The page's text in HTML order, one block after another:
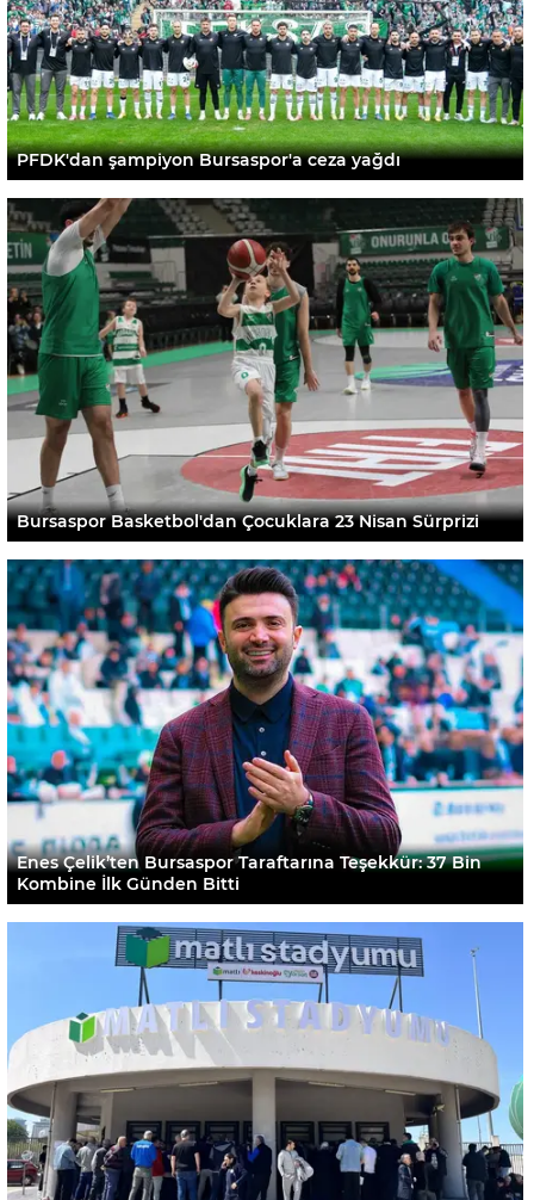
PFDK'dan şampiyon Bursaspor'a ceza yağdı
Bursaspor Basketbol'dan Çocuklara 23 Nisan Sürprizi
Enes Çelik’ten Bursaspor Taraftarına Teşekkür: 37 Bin
Kombine İlk Günden Bitti